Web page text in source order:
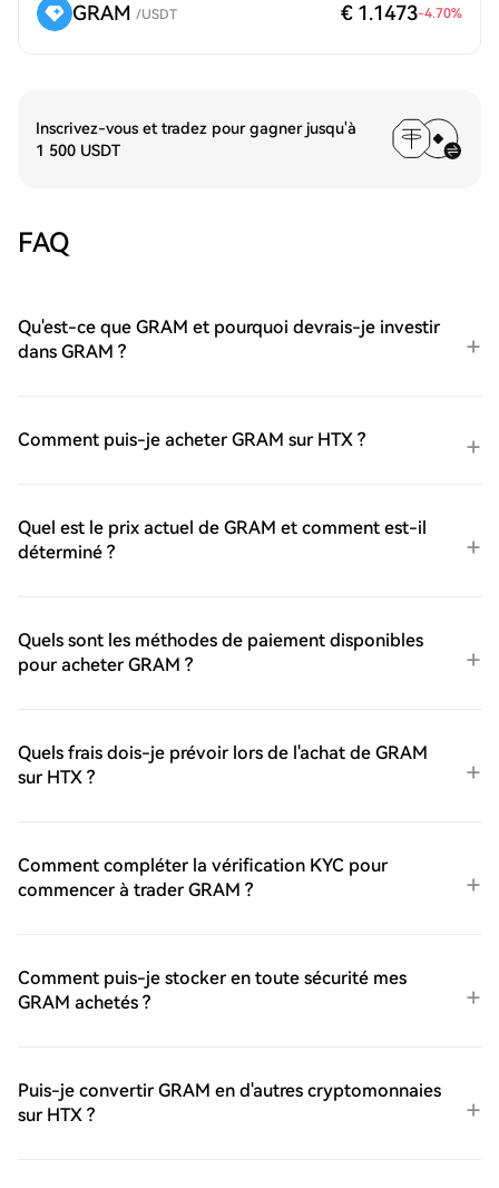
GRAM /USDT € 1.1473-4.70%
Inscrivez-vous et tradez pour gagner jusqu'à
1 500 USDT
FAQ
Qu'est-ce que GRAM et pourquoi devrais-je investir
dans GRAM ?
Comment puis-je acheter GRAM sur HTX ?
Quel est le prix actuel de GRAM et comment est-il
déterminé ?
Quels sont les méthodes de paiement disponibles
pour acheter GRAM ?
Quels frais dois-je prévoir lors de l'achat de GRAM
sur HTX ?
Comment compléter la vérification KYC pour
commencer à trader GRAM ?
Comment puis-je stocker en toute sécurité mes
GRAM achetés ?
Puis-je convertir GRAM en d'autres cryptomonnaies
sur HTX ?